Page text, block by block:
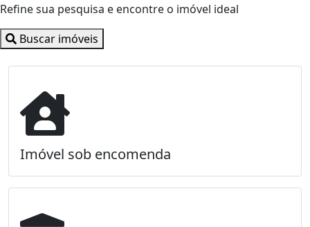
Refine sua pesquisa e encontre o imóvel ideal
Buscar imóveis
Imóvel sob encomenda